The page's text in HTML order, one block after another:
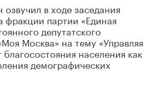
в ходе заседания
фракции партии «Единая
депутатского
Москва» на тему «Управляя
населения как
демографических